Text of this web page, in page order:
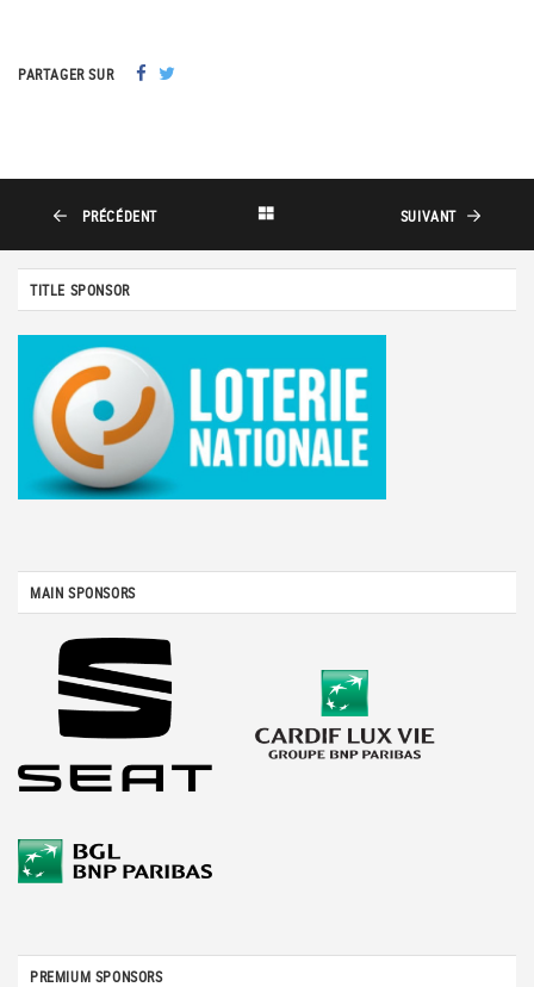
PARTAGER SUR
PRÉCÉDENT SUIVANT
TITLE SPONSOR
MAIN SPONSORS
PREMIUM SPONSORS